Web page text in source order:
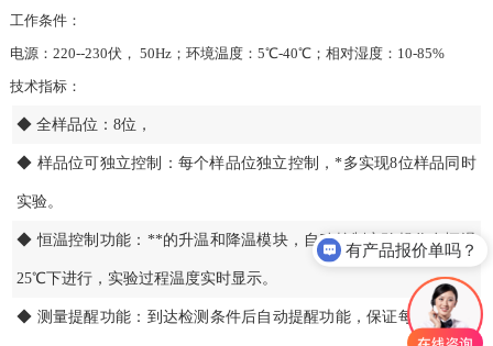
工作条件：
电源：220--230伏， 50Hz；环境温度：5℃-40℃；相对湿度：10-85%
技术指标：
◆ 全样品位：8位，
◆ 样品位可独立控制：每个样品位独立控制，*多实现8位样品同时
实验。
◆ 恒温控制功能：**的升温和降温模块，自动控制实验操作在恒温
25℃下进行，实验过程温度实时显示。
◆ 测量提醒功能：到达检测条件后自动提醒功能，保证每次实验的
有产品报价单吗？